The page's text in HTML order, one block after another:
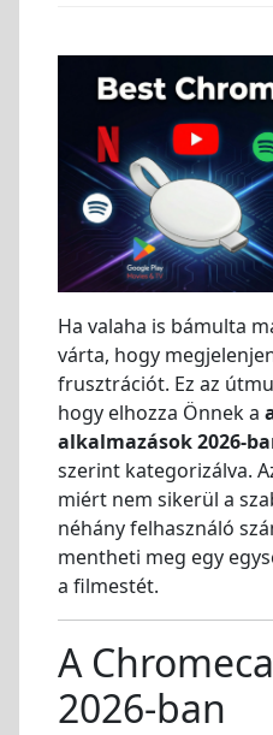
Ha valaha is bámulta
várta, hogy
frusztrációt. Ez az
hogy elhozza Önnek a
alkalmazások 2026-
szerint kategorizálva.
miért nem sikerül a
néhány felhasználó
mentheti meg egy
a filmestét.
A
2026-ban